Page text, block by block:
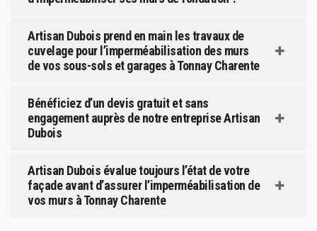
Artisan Dubois prend en main les travaux de
cuvelage pour l’imperméabilisation des murs
de vos sous-sols et garages à Tonnay Charente
Bénéficiez d’un devis gratuit et sans
engagement auprès de notre entreprise Artisan
Dubois
Artisan Dubois évalue toujours l’état de votre
façade avant d’assurer l’imperméabilisation de
vos murs à Tonnay Charente